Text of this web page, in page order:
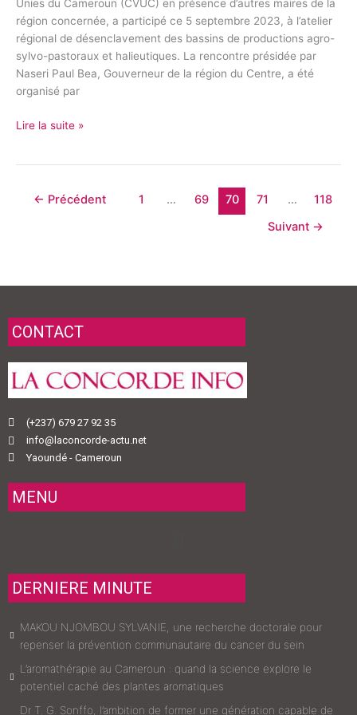
Unies du Cameroun (CVUC) en présence d’autres maires de la
région concernée, a participé ce 5 septembre 2023, à l’atelier
régional de désenclavement des bassins de productions agro-
sylvo-pastoraux et halieutiques. La rencontre présidée par
Naseri Paul Bea, Gouverneur de la région du Centre, a été
organisé par
Lire la suite »
← Précédent 1 … 69 70 71 …
118
Suivant →
CONTACT
(+237) 679 27 92 35
info@laconcorde-actu.net
Yaoundé - Cameroun
MENU
DERNIERE MINUTE
MAKOU NJOMBOU SYLVANIE, une recherche doctorale pour
repenser la prévention communautaire du cancer du sein
L’aromathérapie au Cameroun : quand la science explore le
potentiel caché des plantes aromatiques
Dr T. G. Sonffo, l’ambition de former une génération capable de